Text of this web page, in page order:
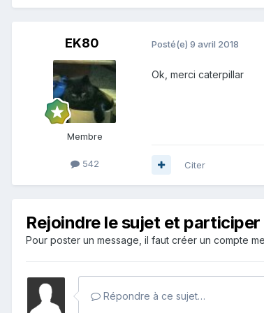
EK80
Membre
542
Posté(e) 9 avril 2018
Ok, merci caterpillar
Citer
Rejoindre le sujet et participer
Pour poster un message, il faut créer un compte
Répondre à ce sujet…